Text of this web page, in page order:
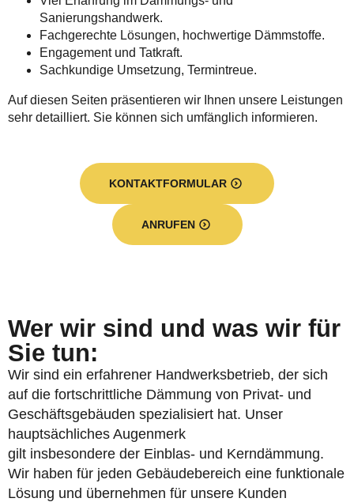
Sanierungshandwerk.
Fachgerechte Lösungen, hochwertige Dämmstoffe.
Engagement und Tatkraft.
Sachkundige Umsetzung, Termintreue.
Auf diesen Seiten präsentieren wir Ihnen unsere Leistungen
sehr detailliert. Sie können sich umfänglich informieren.
KONTAKTFORMULAR
ANRUFEN
Wer wir sind und was wir für
Sie tun:
Wir sind ein erfahrener Handwerksbetrieb, der sich
auf die fortschrittliche Dämmung von Privat- und
Geschäftsgebäuden spezialisiert hat. Unser
hauptsächliches Augenmerk
gilt insbesondere der Einblas- und Kerndämmung.
Wir haben für jeden Gebäudebereich eine funktionale
Lösung und übernehmen für unsere Kunden